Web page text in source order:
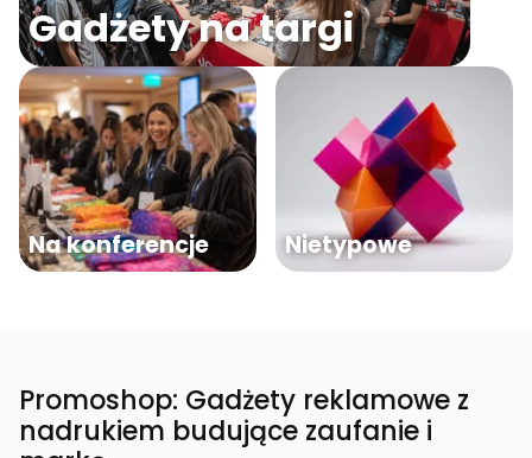
Gadżety na targi
Na konferencje Nietypowe
Promoshop: Gadżety reklamowe z
nadrukiem budujące zaufanie i